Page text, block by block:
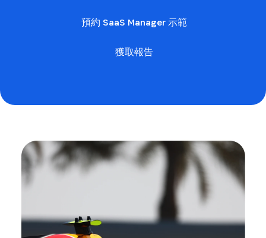
預約 SaaS Manager 示範
獲取報告